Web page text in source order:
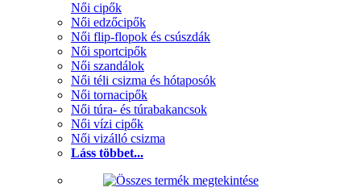
Női cipők
Női edzőcipők
Női flip-flopok és csúszdák
Női sportcipők
Női szandálok
Női téli csizma és hótaposók
Női tornacipők
Női túra- és túrabakancsok
Női vízi cipők
Női vizálló csizma
Láss többet...